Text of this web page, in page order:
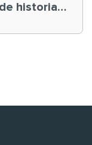
historias